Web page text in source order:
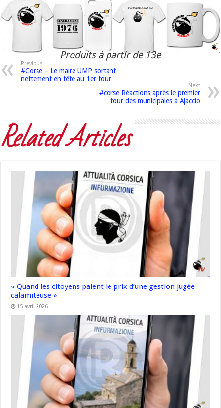
Produits à partir de 13e
Previous
#Corse – Le maire UMP sortant
nettement en tête au 1er tour
Next
#corse Réactions après le premier
tour des municipales à Ajaccio
Related Articles
« Quand les citoyens paient le prix d’une gestion jugée
calamiteuse »
15 avril 2026